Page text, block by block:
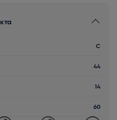
C
44
14
60